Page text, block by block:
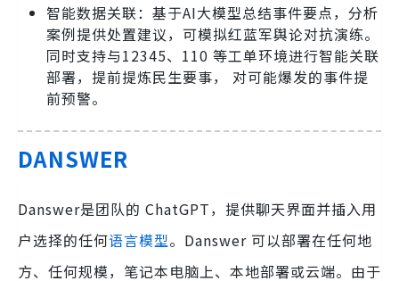
智能数据关联：基于AI大模型总结事件要点，分析
案例提供处置建议，可模拟红蓝军舆论对抗演练。
同时支持与12345、110 等工单环境进行智能关联
部署，提前提炼民生要事， 对可能爆发的事件提
前预警。
DANSWER
Danswer是团队的 ChatGPT，提供聊天界面并插入用
户选择的任何语言模型。Danswer 可以部署在任何地
方、任何规模，笔记本电脑上、本地部署或云端。由于